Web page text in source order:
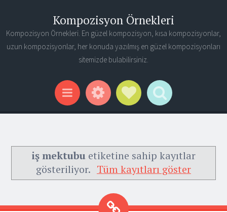
Kompozisyon Örnekleri
Kompozisyon Örnekleri. En güzel kompozisyon, kısa kompozisyonlar,
uzun kompozisyonlar, her konuda yazılmış en güzel kompozisyonları
sitemizde bulabilirsiniz.
Menu WidgetsSocial Links
Search
iş mektubu etiketine sahip kayıtlar
gösteriliyor. Tüm kayıtları göster